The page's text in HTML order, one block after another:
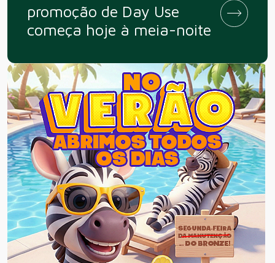
promoção de Day Use
começa hoje à meia-noite